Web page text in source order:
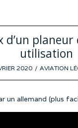
d’un planeur
utilisation
2020 AVIATION
un allemand (plus